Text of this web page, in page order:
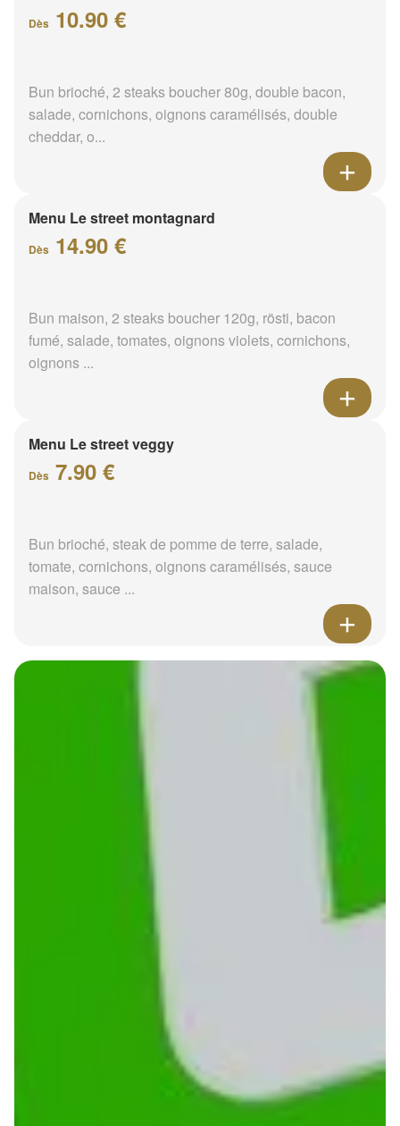
Dès 10.90 €
Bun brioché, 2 steaks boucher 80g, double bacon,
salade, cornichons, oignons caramélisés, double
cheddar, o...
Menu Le street montagnard
Dès 14.90 €
Bun maison, 2 steaks boucher 120g, rösti, bacon
fumé, salade, tomates, oignons violets, cornichons,
oignons ...
Menu Le street veggy
Dès 7.90 €
Bun brioché, steak de pomme de terre, salade,
tomate, cornichons, oignons caramélisés, sauce
maison, sauce ...